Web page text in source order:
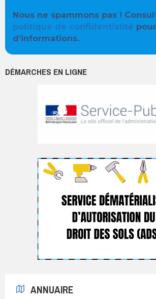
Nous ne spammons pas !
politique de confidentialité
d’informations.
DÉMARCHES EN LIGNE
ANNUAIRE